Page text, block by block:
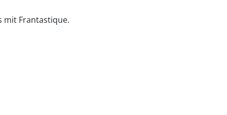
mit Frantastique.